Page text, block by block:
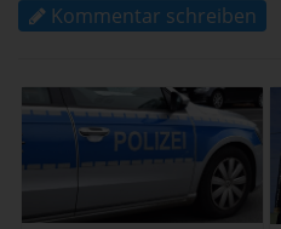
Kommentar schreiben